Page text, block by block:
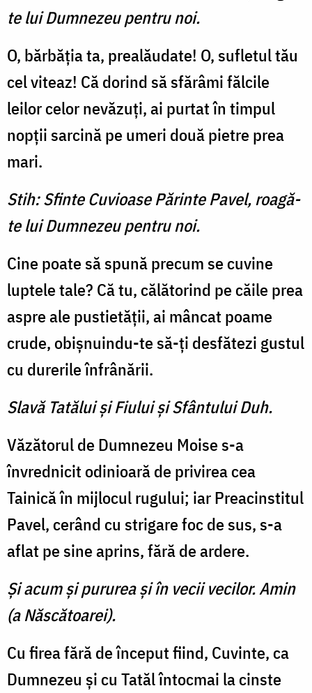
te lui Dumnezeu pentru noi.
O, bărbăţia ta, prealăudate! O, sufletul tău
cel viteaz! Că dorind să sfărâmi fălcile
leilor celor nevăzuţi, ai purtat în timpul
nopţii sarcină pe umeri două pietre prea
mari.
Stih: Sfinte Cuvioase Părinte Pavel, roagă-
te lui Dumnezeu pentru noi.
Cine poate să spună precum se cuvine
luptele tale? Că tu, călătorind pe căile prea
aspre ale pustietăţii, ai mâncat poa­me
crude, obişnuindu-te să-ţi desfătezi gustul
cu durerile înfrânării.
Slavă Tatălui şi Fiului şi Sfântului Duh.
Văzătorul de Dumnezeu Moise s-a
învrednicit odinioară de privirea cea
Tainică în mijlo­cul rugului; iar Preacinstitul
Pavel, cerând cu strigare foc de sus, s-a
aflat pe sine aprins, fără de ardere.
Şi acum şi pururea şi în vecii vecilor. Amin
(a Născătoarei).
Cu firea fără de început fiind, Cuvinte, ca
Dumnezeu şi cu Tatăl întocmai la cinste